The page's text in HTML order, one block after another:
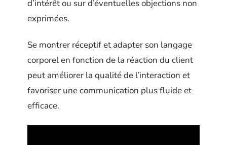
d’intérêt ou sur d’éventuelles objections non
exprimées.
Se montrer réceptif et adapter son langage
corporel en fonction de la réaction du client
peut améliorer la qualité de l’interaction et
favoriser une communication plus fluide et
efficace.